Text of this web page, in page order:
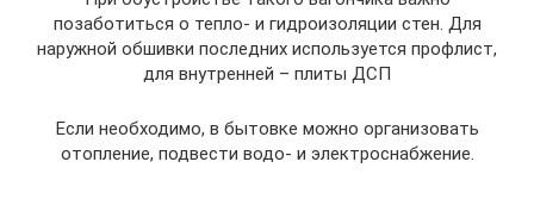
позаботиться о тепло- и гидроизоляции стен. Для
наружной обшивки последних используется профлист,
для внутренней – плиты ДСП
Если необходимо, в бытовке можно организовать
отопление, подвести водо- и электроснабжение.